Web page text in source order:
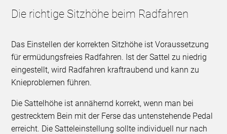
Die richtige Sitzhöhe beim Radfahren
Das Einstellen der korrekten Sitzhöhe ist Voraussetzung
für ermüdungsfreies Radfahren. Ist der Sattel zu niedrig
eingestellt, wird Radfahren kraftraubend und kann zu
Knieproblemen führen.
Die Sattelhöhe ist annähernd korrekt, wenn man bei
gestrecktem Bein mit der Ferse das untenstehende Pedal
erreicht. Die Satteleinstellung sollte individuell nur nach